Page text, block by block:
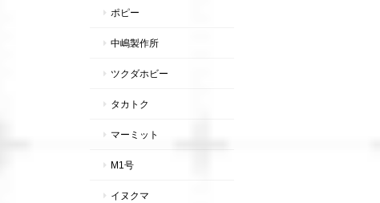
ポピー
中嶋製作所
ツクダホビー
タカトク
マーミット
M1号
イヌクマ